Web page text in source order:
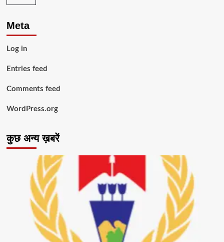
Meta
Log in
Entries feed
Comments feed
WordPress.org
कुछ अन्य ख़बरें